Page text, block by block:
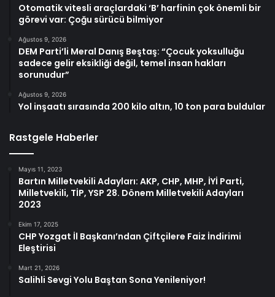
Otomatik vitesli araçlardaki ‘B’ harfinin çok önemli bir
görevi var: Çoğu sürücü bilmiyor
Ağustos 9, 2026
DEM Parti’li Meral Danış Beştaş: “Çocuk yoksulluğu
sadece gelir eksikliği değil, temel insan hakları
sorunudur”
Ağustos 9, 2026
Yol inşaatı sırasında 200 kilo altın, 10 ton para buldular
Rastgele Haberler
Mayıs 11, 2023
Bartın Milletvekili Adayları: AKP, CHP, MHP, İYİ Parti,
Milletvekili, TİP, YSP 28. Dönem Milletvekili Adayları
2023
Ekim 17, 2025
CHP Yozgat İl Başkanı’ndan Çiftçilere Faiz İndirimi
Eleştirisi
Mart 21, 2026
Salihli Sevgi Yolu Baştan Sona Yenileniyor!